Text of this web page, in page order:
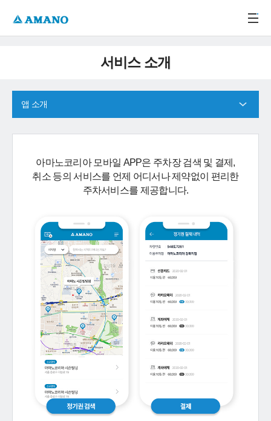
서비스 소개
앱 소개
아마노코리아 모바일 APP은 주차장 검색 및 결제,
취소 등의 서비스를 언제 어디서나 제약없이 편리한
주차서비스를 제공합니다.